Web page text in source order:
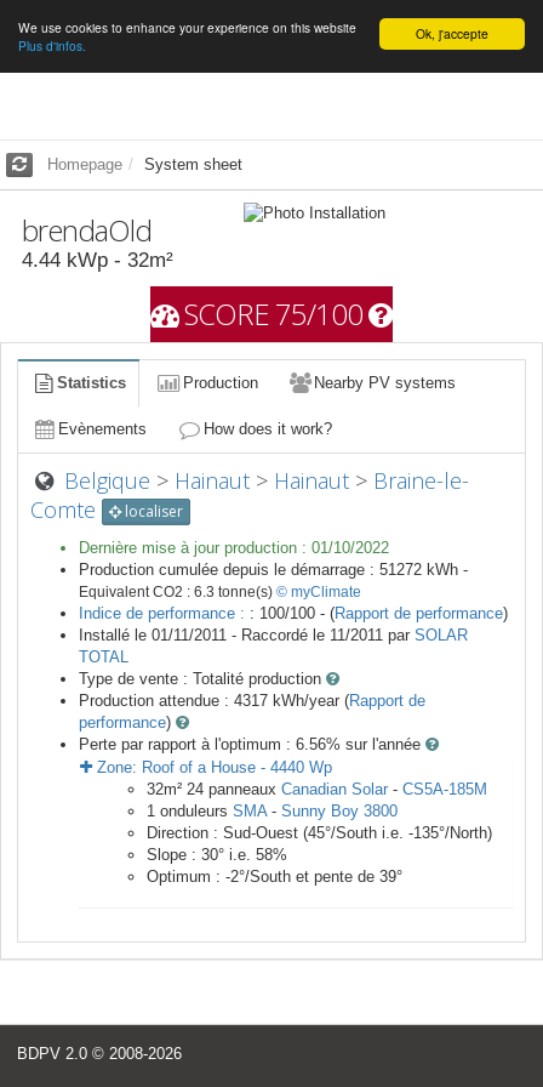
English Ok, j'accepte
We use cookies to enhance your experience on this website
Plus d'infos.
Homepage System sheet
brendaOld
4.44 kWp - 32m²
SCORE 75/100
Statistics Production Nearby PV systems
Evènements How does it work?
Belgique > Hainaut > Hainaut > Braine-le-
Comte
localiser
Dernière mise à jour production : 01/10/2022
Production cumulée depuis le démarrage : 51272 kWh -
Equivalent CO2 : 6.3 tonne(s) © myClimate
Indice de performance : : 100/100 - (Rapport de performance)
Installé le 01/11/2011 - Raccordé le 11/2011 par SOLAR
TOTAL
Type de vente : Totalité production
Production attendue : 4317 kWh/year (Rapport de
performance)
Perte par rapport à l'optimum : 6.56% sur l'année
Zone: Roof of a House - 4440 Wp
32m² 24 panneaux Canadian Solar - CS5A-185M
1 onduleurs SMA- Sunny Boy 3800
Direction : Sud-Ouest (45°/South i.e. -135°/North)
Slope : 30° i.e. 58%
Optimum : -2°/South et pente de 39°
BDPV 2.0 © 2008-2026